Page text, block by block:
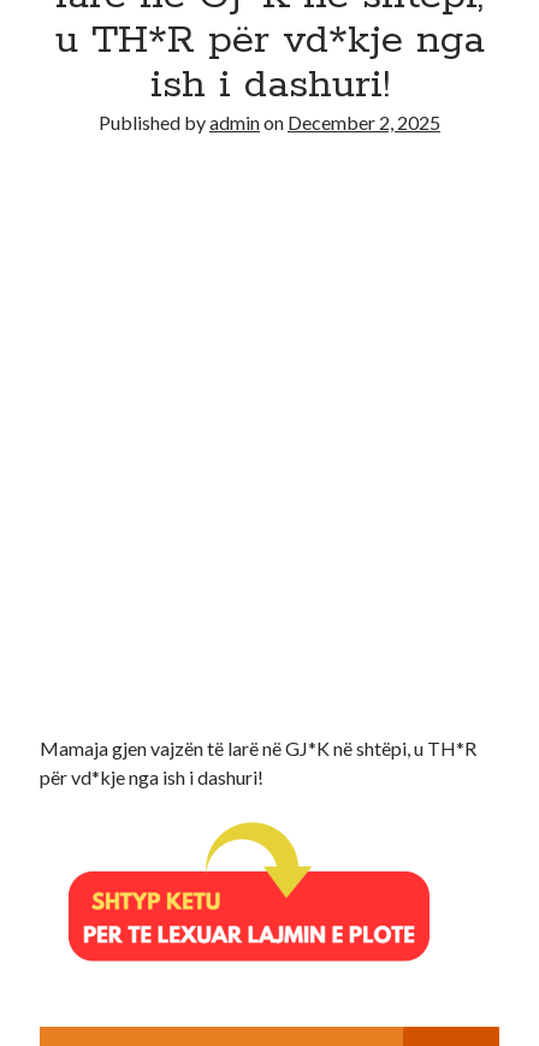
u TH*R për vd*kje nga
ish i dashuri!
Published byadminon December 2, 2025
Mamaja gjen vajzën të larë në GJ*K në shtëpi, u TH*R
për vd*kje nga ish i dashuri!